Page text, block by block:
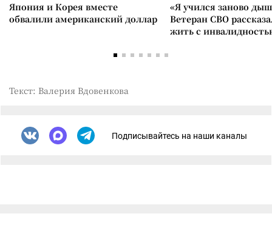
Япония и Корея вместе
обвалили американский доллар
«Я учился заново
Ветеран СВО
жить с
Текст: Валерия Вдовенкова
Подписывайтесь на наши каналы